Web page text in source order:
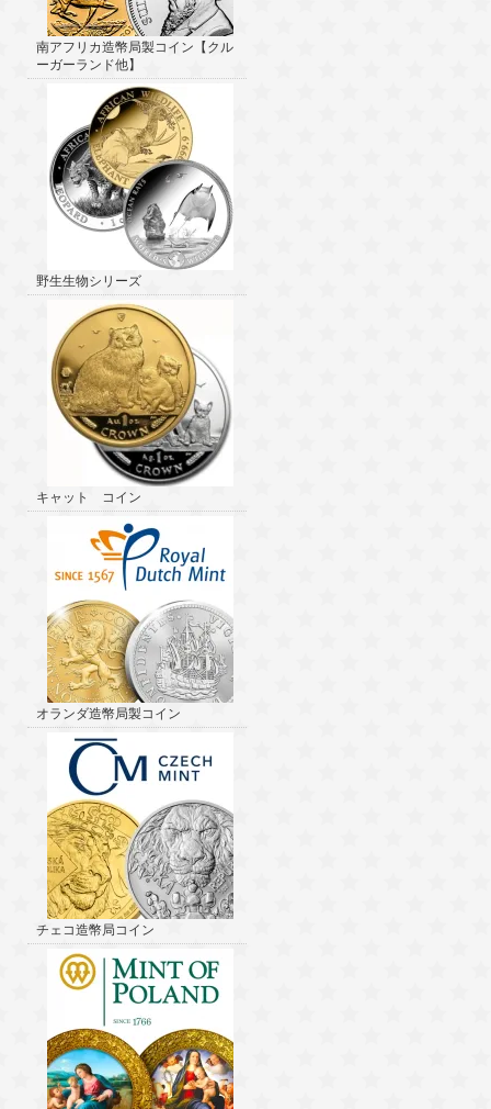
南アフリカ造幣局製コイン【クル
ーガーランド他】
野生生物シリーズ
キャット コイン
オランダ造幣局製コイン
チェコ造幣局コイン